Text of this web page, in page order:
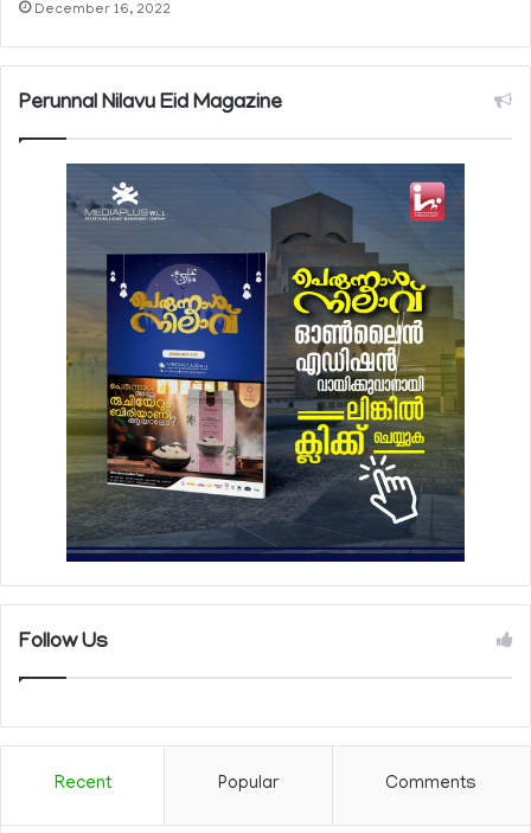
December 16, 2022
Perunnal Nilavu Eid Magazine
Follow Us
Recent Popular Comments